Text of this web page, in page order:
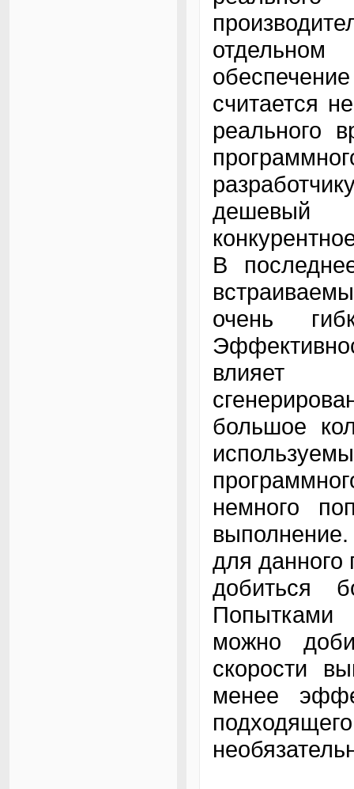
считается
реального
дешевый
В
очень
влияет
большое
немного
для данного
добиться
Попытками
можно
скорости
менее